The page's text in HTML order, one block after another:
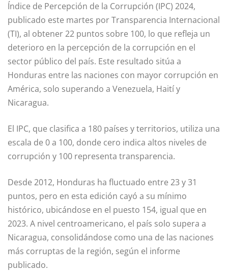
Índice de Percepción de la Corrupción (IPC) 2024,
publicado este martes por Transparencia Internacional
(TI), al obtener 22 puntos sobre 100, lo que refleja un
deterioro en la percepción de la corrupción en el
sector público del país. Este resultado sitúa a
Honduras entre las naciones con mayor corrupción en
América, solo superando a Venezuela, Haití y
Nicaragua.
El IPC, que clasifica a 180 países y territorios, utiliza una
escala de 0 a 100, donde cero indica altos niveles de
corrupción y 100 representa transparencia.
Desde 2012, Honduras ha fluctuado entre 23 y 31
puntos, pero en esta edición cayó a su mínimo
histórico, ubicándose en el puesto 154, igual que en
2023. A nivel centroamericano, el país solo supera a
Nicaragua, consolidándose como una de las naciones
más corruptas de la región, según el informe
publicado.